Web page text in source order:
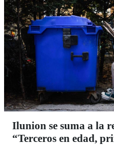
Ilunion se suma a la
“Terceros en edad,